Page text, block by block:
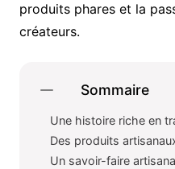
produits phares et la
créateurs.
Sommaire
Une histoire riche en
Des produits
Un savoir-faire